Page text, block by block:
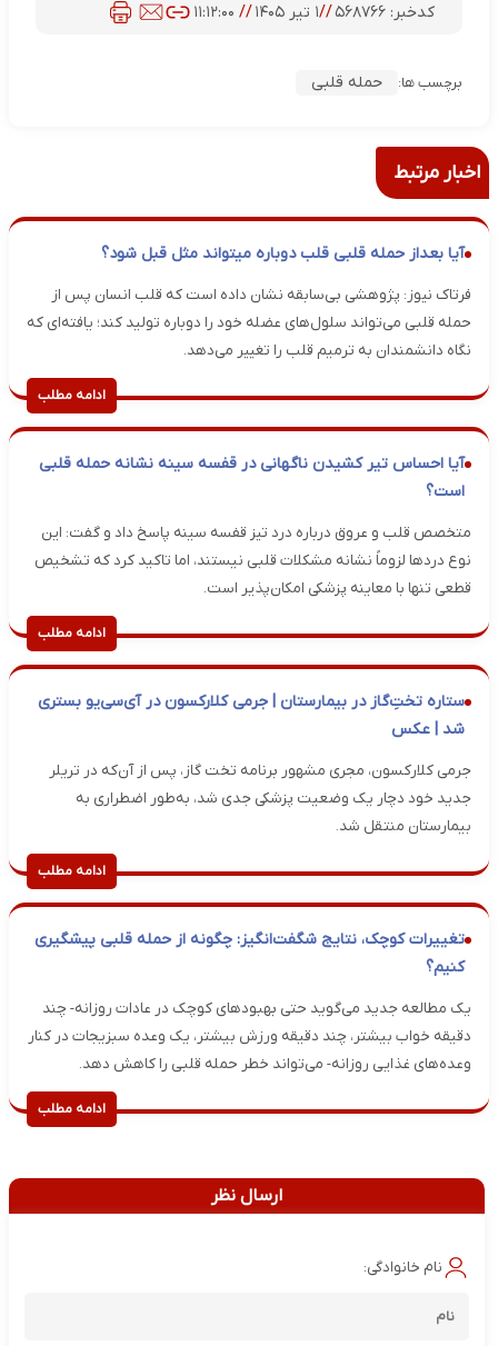
کدخبر:۵۶۸۷۶۶ //۱ تیر ۱۴۰۵ // ۱۱:۱۲:۰۰
برچسب ها: حمله قلبی
اخبار مرتبط
آیا بعداز حمله قلبی قلب دوباره میتواند مثل قبل شود؟
فرتاک نیوز: پژوهشی بی‌سابقه نشان داده است که قلب انسان پس از
حمله قلبی می‌تواند سلول‌های عضله خود را دوباره تولید کند؛ یافته‌ای که
نگاه دانشمندان به ترمیم قلب را تغییر می‌دهد.
ادامه مطلب
آیا احساس تیر کشیدن ناگهانی در قفسه سینه نشانه حمله قلبی
است؟
متخصص قلب و عروق درباره درد تیز قفسه سینه پاسخ داد و گفت: این
نوع درد‌ها لزوماً نشانه مشکلات قلبی نیستند، اما تاکید کرد که تشخیص
قطعی تنها با معاینه پزشکی امکان‌پذیر است.
ادامه مطلب
ستاره تختِ‌گاز در بیمارستان | جرمی کلارکسون در آی‌سی‌یو بستری
شد | عکس
جرمی کلارکسون، مجری مشهور برنامه تخت گاز، پس از آن‌که در تریلر
جدید خود دچار یک وضعیت پزشکی جدی شد، به‌طور اضطراری به
بیمارستان منتقل شد.
ادامه مطلب
تغییرات کوچک، نتایج شگفت‌انگیز: چگونه از حمله قلبی پیشگیری
کنیم؟
یک مطالعه جدید می‌گوید حتی بهبودهای کوچک در عادات روزانه‌- چند
دقیقه خواب بیشتر، چند دقیقه ورزش بیشتر، یک وعده سبزیجات در کنار
وعده‌های غذایی روزانه- می‌تواند خطر حمله قلبی را کاهش دهد.
ادامه مطلب
ارسال نظر
نام خانوادگی: